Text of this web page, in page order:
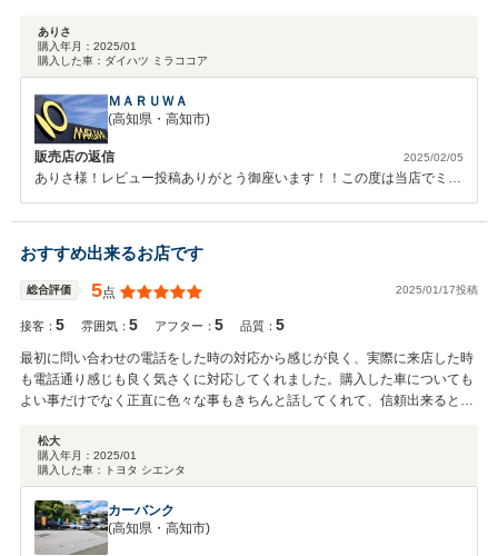
ありさ
購入年月： 2025/01
購入した車： ダイハツ ミラココア
ＭＡＲＵＷＡ
(高知県・高知市)
販売店の返信 2025/02/05
ありさ様！レビュー投稿ありがとう御座います！！この度は当店でミラ
気に入っていただいて大変嬉しいです。(*^^)vまた、このような高評価
☆をいただきましてありがとうございます。今後もありさ様にご満足い
ただけるように精一杯、対応させて戴きますのでよろしくお願いいたし
ます。また、オイル交換も無料になっておりますので、ぜひご来店して
下さい。(*^^*)今後も末永いお付き合いお願い致します。
おすすめ出来るお店です
総合評価 5点 2025/01/17投稿
接客：5 雰囲気：5 アフター：5 品質：5
最初に問い合わせの電話をした時の対応から感じが良く、実際に来店した時
も電話通り感じも良く気さくに対応してくれました。購入した車についても
よい事だけでなく正直に色々な事もきちんと話してくれて、信頼出来ると思
っておすすめ出来るお店です。
松大
購入年月： 2025/01
購入した車：
トヨタ シエンタ
カーバンク
(高知県・高知市)